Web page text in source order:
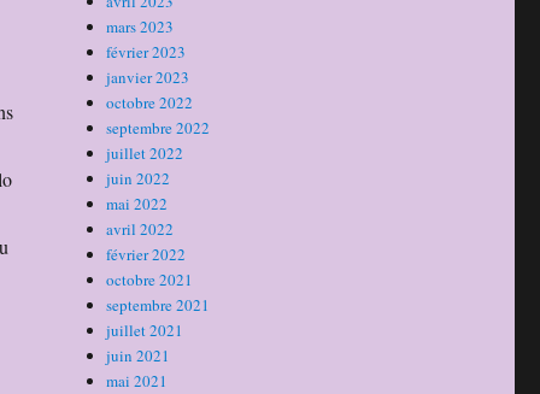
mars 2023
février 2023
janvier 2023
octobre 2022
septembre 2022
juillet 2022
juin 2022
mai 2022
avril 2022
février 2022
octobre 2021
septembre 2021
juillet 2021
juin 2021
mai 2021